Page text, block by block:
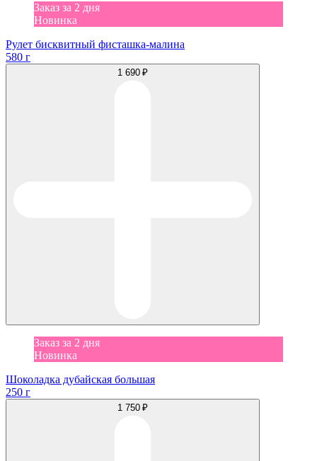
Заказ за 2 дня
Новинка
Рулет бисквитный фисташка-малина
580 г
1 690 ₽
Заказ за 2 дня
Новинка
Шоколадка дубайская большая
250 г
1 750 ₽